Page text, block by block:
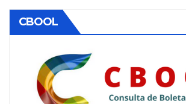
CBOOL